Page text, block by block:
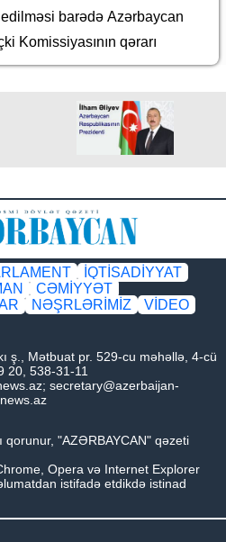
barədə Azərbaycan
Komissiyasının qərarı
İQTİSADİYYAT
CƏMİYYƏT
NƏŞRLƏRİMİZ
VİDEO
ş., Mətbuat pr. 529-cu məhəllə, 4-cü
20, 538-31-11
; secretary@azerbaijan-
qorunur, "AZƏRBAYCAN" qəzeti
Opera və Internet Explorer
istifadə etdikdə istinad